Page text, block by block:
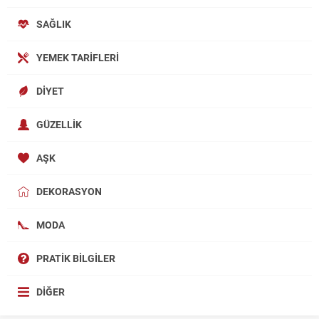
SAĞLIK
YEMEK TARIFLERI
DIYET
GÜZELLIK
AŞK
DEKORASYON
MODA
PRATIK BILGILER
DIĞER